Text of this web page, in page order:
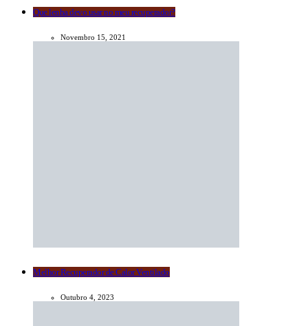
Que lenha devo usar no meu recuperador?
Novembro 15, 2021
Melhor Recuperador de Calor Ventilado
Outubro 4, 2023